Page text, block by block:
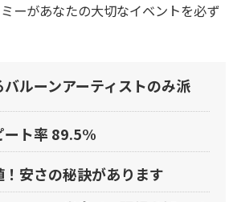
ーがあなたの大切なイベントを必ず
ルーンアーティストのみ派
ート率 89.5%
安さの秘訣があります